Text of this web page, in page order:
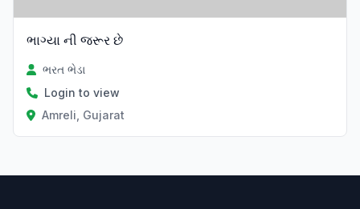
ભાગ્યા ની જરૂર છે
ભરત ભેડા
Login to view
Amreli, Gujarat